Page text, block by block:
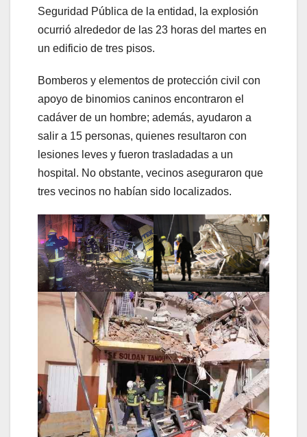
Seguridad Pública de la entidad, la explosión
ocurrió alrededor de las 23 horas del martes en
un edificio de tres pisos.
Bomberos y elementos de protección civil con
apoyo de binomios caninos encontraron el
cadáver de un hombre; además, ayudaron a
salir a 15 personas, quienes resultaron con
lesiones leves y fueron trasladadas a un
hospital. No obstante, vecinos aseguraron que
tres vecinos no habían sido localizados.